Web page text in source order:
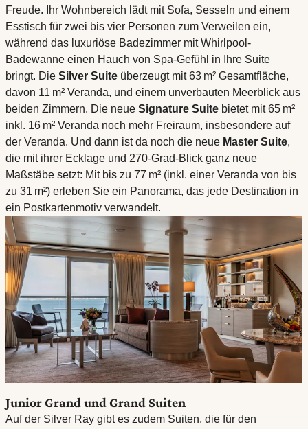
Freude. Ihr Wohnbereich lädt mit Sofa, Sesseln und einem
Esstisch für zwei bis vier Personen zum Verweilen ein,
während das luxuriöse Badezimmer mit Whirlpool-
Badewanne einen Hauch von Spa-Gefühl in Ihre Suite
bringt. Die Silver Suite überzeugt mit 63 m² Gesamtfläche,
davon 11 m² Veranda, und einem unverbauten Meerblick aus
beiden Zimmern. Die neue Signature Suite bietet mit 65 m²
inkl. 16 m² Veranda noch mehr Freiraum, insbesondere auf
der Veranda. Und dann ist da noch die neue Master Suite,
die mit ihrer Ecklage und 270-Grad-Blick ganz neue
Maßstäbe setzt: Mit bis zu 77 m² (inkl. einer Veranda von bis
zu 31 m²) erleben Sie ein Panorama, das jede Destination in
ein Postkartenmotiv verwandelt.
Junior Grand und Grand Suiten
Auf der Silver Ray gibt es zudem Suiten, die für den